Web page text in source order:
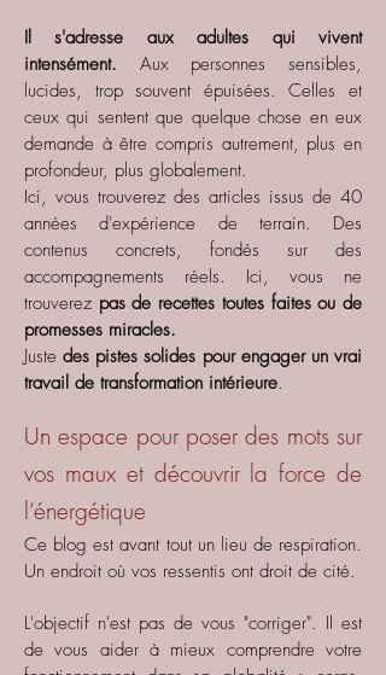
Il s'adresse aux adultes qui vivent
intensément. Aux personnes sensibles,
lucides, trop souvent épuisées. Celles et
ceux qui sentent que quelque chose en eux
demande à être compris autrement, plus en
profondeur, plus globalement.
Ici, vous trouverez des articles issus de 40
années d'expérience de terrain. Des
contenus concrets, fondés sur des
accompagnements réels. Ici, vous ne
trouverez pas de recettes toutes faites ou de
promesses miracles.
Justedes pistes solides pour engager un vrai
travail de transformation intérieure.
Un espace pour poser des mots sur
vos maux et découvrir la force de
l’énergétique
Ce blog est avant tout un lieu de respiration.
Un endroit où vos ressentis ont droit de cité.
L'objectif n'est pas de vous "corriger". Il est
de vous aider à mieux comprendre votre